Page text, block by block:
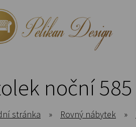
noční 585
stránka » Rovný nábytek »